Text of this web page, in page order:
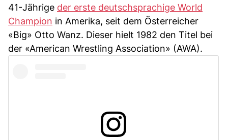
41-Jährige der erste deutschsprachige World
Champion in Amerika, seit dem Österreicher
«Big» Otto Wanz. Dieser hielt 1982 den Titel bei
der «American Wrestling Association» (AWA).